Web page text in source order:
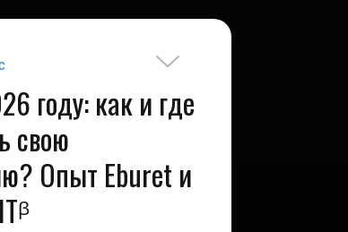
году: как и где
свою
Опыт Eburet и